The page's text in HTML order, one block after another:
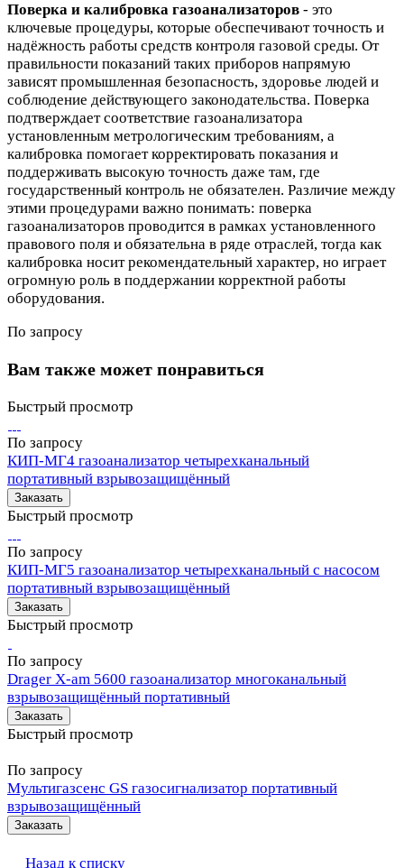
Поверка и калибровка газоанализаторов - это
ключевые процедуры, которые обеспечивают точность и
надёжность работы средств контроля газовой среды. От
правильности показаний таких приборов напрямую
зависят промышленная безопасность, здоровье людей и
соблюдение действующего законодательства. Поверка
подтверждает соответствие газоанализатора
установленным метрологическим требованиям, а
калибровка помогает корректировать показания и
поддерживать высокую точность даже там, где
государственный контроль не обязателен. Различие между
этими процедурами важно понимать: поверка
газоанализаторов проводится в рамках установленного
правового поля и обязательна в ряде отраслей, тогда как
калибровка носит рекомендательный характер, но играет
огромную роль в поддержании корректной работы
оборудования.
По запросу
Вам также может понравиться
Быстрый просмотр
По запросу
КИП-МГ4 газоанализатор четырехканальный
портативный взрывозащищённый
Заказать
Быстрый просмотр
По запросу
КИП-МГ5 газоанализатор четырехканальный с насосом
портативный взрывозащищённый
Заказать
Быстрый просмотр
По запросу
Drager X-am 5600 газоанализатор многоканальный
взрывозащищённый портативный
Заказать
Быстрый просмотр
По запросу
Мультигазсенс GS газосигнализатор портативный
взрывозащищённый
Заказать
Назад к списку